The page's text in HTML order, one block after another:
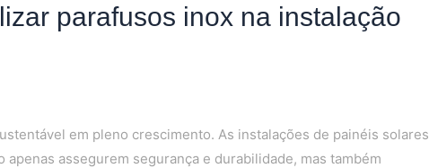
parafusos inox na instalação
em pleno crescimento. As instalações de painéis solares
assegurem segurança e durabilidade, mas também